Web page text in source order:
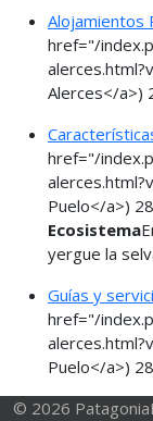
Alojamientos
href="/
Alerces</a>)
href="/
Puelo</a>)
Ecosistema
yergue la
Guías y
href="/
Puelo</a>)
© 2026